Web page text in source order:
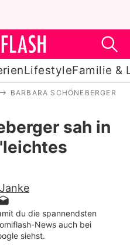
LifestyleFamilie &
Liebe
Exklusiv
BARBARA SCHÖNEBERGER
sah in
du die spannendsten
News auch bei
siehst.